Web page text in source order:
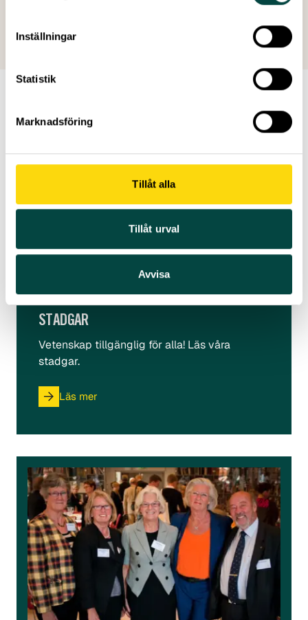
Inställningar
Statistik
Marknadsföring
Tillåt alla
Tillåt urval
Avvisa
STADGAR
Vetenskap tillgänglig för alla! Läs våra
stadgar.
Läs mer